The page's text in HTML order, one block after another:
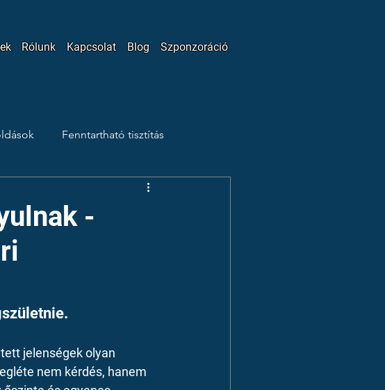
Rólunk Kapcsolat Blog
Szponzoráció
Fenntartható tisztítás
Patrónus Program
-
jelenségek olyan
nem kérdés, hanem